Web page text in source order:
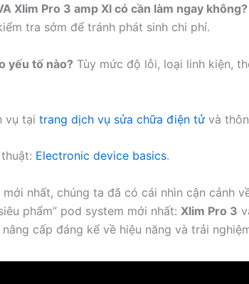
Xlim Pro 3 amp Xl có cần làm ngay không?
tra sớm để tránh phát sinh chi phí.
yếu tố nào? Tùy mức độ lỗi, loại linh kiện,
vụ tại trang dịch vụ sửa chữa điện tửvà
Electronic device basics.
nhất, chúng ta đã có cái nhìn cận cảnh
phẩm” pod system mới nhất: Xlim Pro 3
cấp đáng kể về hiệu năng và trải